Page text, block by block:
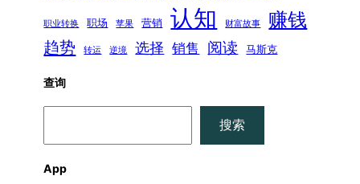
职业转换 职场 苹果 营销 认知 财富故事 赚钱
趋势 转运 逆境 选择 销售 阅读 马斯克
查询
搜索
App